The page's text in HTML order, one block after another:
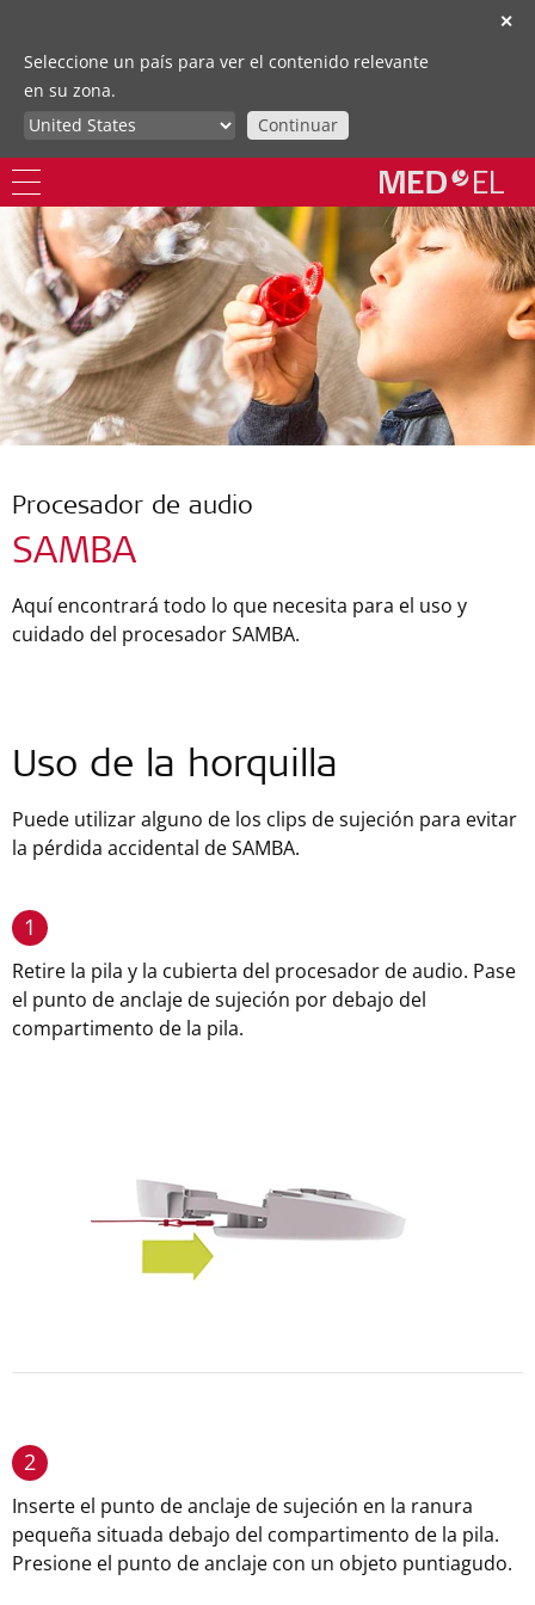
✕
Seleccione un país para ver el contenido relevante
en su zona.
Continuar
Procesador de audio
SAMBA
Aquí encontrará todo lo que necesita para el uso y
cuidado del procesador SAMBA.
Uso de la horquilla
Puede utilizar alguno de los clips de sujeción para evitar
la pérdida accidental de SAMBA.
1
Retire la pila y la cubierta del procesador de audio. Pase
el punto de anclaje de sujeción por debajo del
compartimento de la pila.
2
Inserte el punto de anclaje de sujeción en la ranura
pequeña situada debajo del compartimento de la pila.
Presione el punto de anclaje con un objeto puntiagudo.